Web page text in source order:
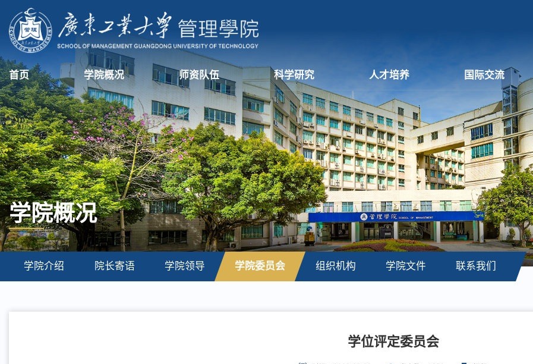
首页 学院概况 师资队伍 科学研究 人才培养 国际交流
学院概况
学院介绍 院长寄语 学院领导 学院委员会 组织机构 学院文件 联系我们
学位评定委员会